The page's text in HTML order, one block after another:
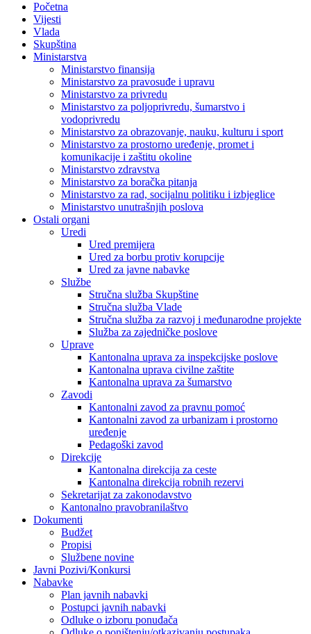
Početna
Vijesti
Vlada
Skupština
Ministarstva
Ministarstvo finansija
Ministarstvo za pravosuđe i upravu
Ministarstvo za privredu
Ministarstvo za poljoprivredu, šumarstvo i
vodoprivredu
Ministarstvo za obrazovanje, nauku, kulturu i sport
Ministarstvo za prostorno uređenje, promet i
komunikacije i zaštitu okoline
Ministarstvo zdravstva
Ministarstvo za boračka pitanja
Ministarstvo za rad, socijalnu politiku i izbjeglice
Ministarstvo unutrašnjih poslova
Ostali organi
Uredi
Ured premijera
Ured za borbu protiv korupcije
Ured za javne nabavke
Službe
Stručna služba Skupštine
Stručna služba Vlade
Stručna služba za razvoj i međunarodne projekte
Služba za zajedničke poslove
Uprave
Kantonalna uprava za inspekcijske poslove
Kantonalna uprava civilne zaštite
Kantonalna uprava za šumarstvo
Zavodi
Kantonalni zavod za pravnu pomoć
Kantonalni zavod za urbanizam i prostorno
uređenje
Pedagoški zavod
Direkcije
Kantonalna direkcija za ceste
Kantonalna direkcija robnih rezervi
Sekretarijat za zakonodavstvo
Kantonalno pravobranilaštvo
Dokumenti
Budžet
Propisi
Službene novine
Javni Pozivi/Konkursi
Nabavke
Plan javnih nabavki
Postupci javnih nabavki
Odluke o izboru ponuđača